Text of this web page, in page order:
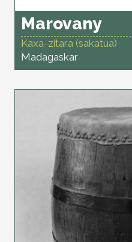
Marovany
Kaxa-zitara (sakatua)
Madagaskar